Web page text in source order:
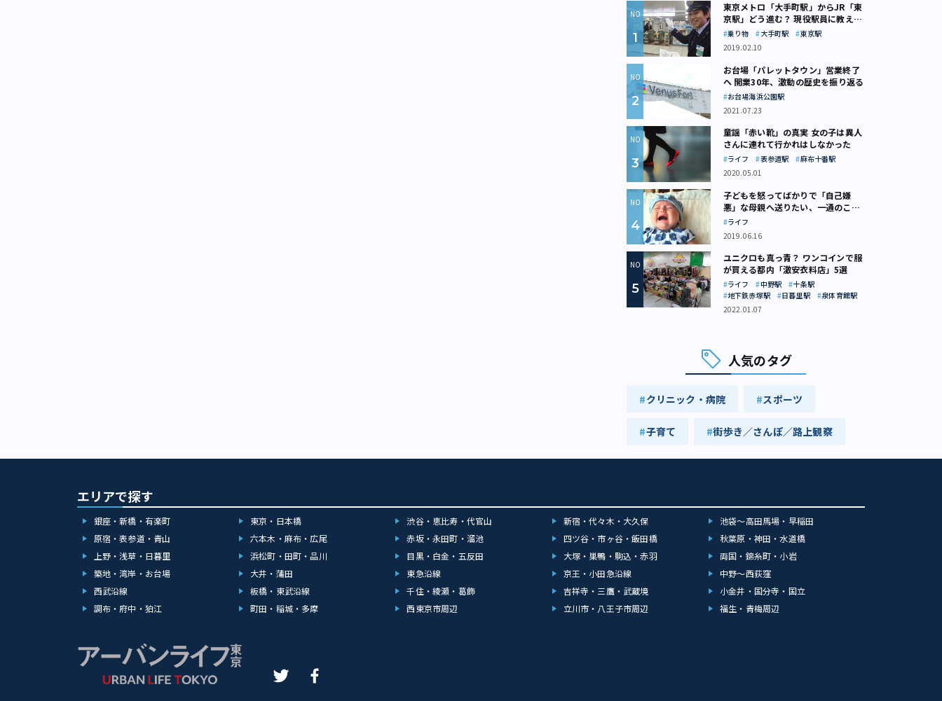
東京メトロ「大手町駅」からJR「東
京駅」どう進む？ 現役駅員に教えて
もらいました
乗り物 大手町駅
東京駅
2019.02.10
お台場「パレットタウン」営業終了
へ 開業30年、激動の歴史を振り返る
お台場海浜公園駅
2021.07.23
童謡「赤い靴」の真実 女の子は異人
さんに連れて行かれはしなかった
ライフ 表参道駅
麻布十番駅
2020.05.01
子どもを怒ってばかりで「自己嫌
悪」な母親へ送りたい、一通のここ
ろの処方箋
ライフ
2019.06.16
ユニクロも真っ青？ ワンコインで服
が買える都内「激安衣料店」5選
ライフ 中野駅
十条駅
地下鉄赤塚駅
日暮里駅
泉体育館駅
2022.01.07
人気のタグ
クリニック・病院 スポーツ
子育て 街歩き／さんぽ／路上観察
エリアで探す
銀座・新橋・有楽町 東京・日本橋 渋谷・恵比寿・代官山 新宿・代々木・大久保
池袋～高田馬場・早稲田
原宿・表参道・青山
六本木・麻布・広尾 赤坂・永田町・溜池 四ツ谷・市ヶ谷・飯田橋
秋葉原・神田・水道橋
上野・浅草・日暮里
浜松町・田町・品川 目黒・白金・五反田 大塚・巣鴨・駒込・赤羽
両国・錦糸町・小岩
築地・湾岸・お台場
大井・蒲田 東急沿線 京王・小田急沿線
中野～西荻窪
西武沿線
板橋・東武沿線 千住・綾瀬・葛飾 吉祥寺・三鷹・武蔵境
小金井・国分寺・国立
調布・府中・狛江
町田・稲城・多摩 西東京市周辺 立川市・八王子市周辺 福生・青梅周辺